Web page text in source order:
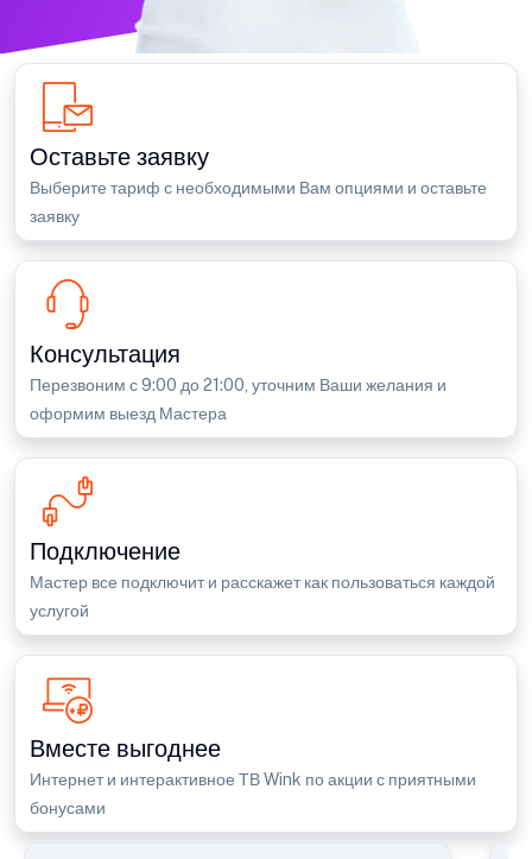
Оставьте заявку
Выберите тариф с необходимыми Вам опциями и оставьте
заявку
Консультация
Перезвоним с 9:00 до 21:00, уточним Ваши желания и
оформим выезд Мастера
Подключение
Мастер все подключит и расскажет как пользоваться каждой
услугой
Вместе выгоднее
Интернет и интерактивное ТВ Wink по акции с приятными
бонусами